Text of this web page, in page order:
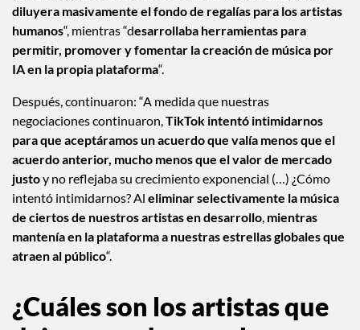
diluyera masivamente el fondo de regalías para los artistas
humanos“, mientras “desarrollaba herramientas para
permitir, promover y fomentar la creación de música por
IA en la propia plataforma“.
Después, continuaron: “A medida que nuestras
negociaciones continuaron,TikTok intentó intimidarnos
para que aceptáramos un acuerdo que valía menos que el
acuerdo anterior, mucho menos que el valor de mercado
justoy no reflejaba su crecimiento exponencial (…) ¿Cómo
intentó intimidarnos? Al eliminar selectivamente la música
de ciertos de nuestros artistas en desarrollo, mientras
mantenía en la plataforma a nuestras estrellas globales que
atraen al público“.
¿Cuáles son los artistas que